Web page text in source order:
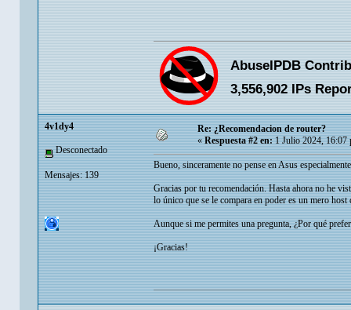
4v1dy4
Desconectado
Mensajes: 139
Re: ¿Recomendacion de router?
«Respuesta #2 en:1 Julio 2024, 16:07
Bueno, sinceramente no pense en Asus
Gracias por tu recomendación. Hasta ahora no he
lo único que se le compara en poder es un mero
Aunque si me permites una pregunta, ¿Por qué
¡Gracias!